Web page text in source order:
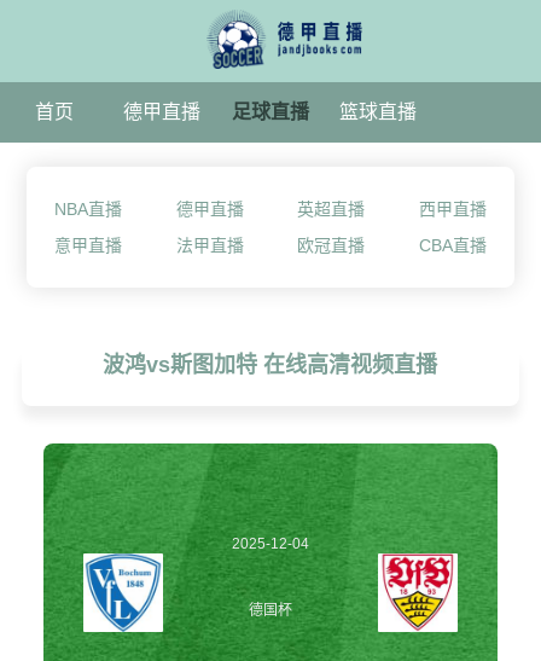
首页 德甲直播 足球直播 篮球直播
NBA直播 德甲直播 英超直播
西甲直播
意甲直播
法甲直播 欧冠直播 CBA直播
波鸿vs斯图加特 在线高清视频直播
2025-12-04
01:00:00
德国杯